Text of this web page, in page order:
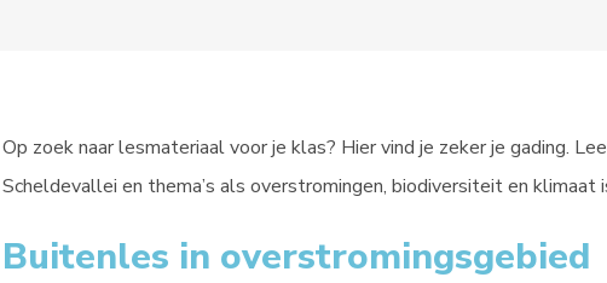
Op zoek naar lesmateriaal voor je klas? Hier vind je zeker je gading.
Scheldevallei en thema’s als overstromingen, biodiversiteit en
Buitenles in overstromingsgebied